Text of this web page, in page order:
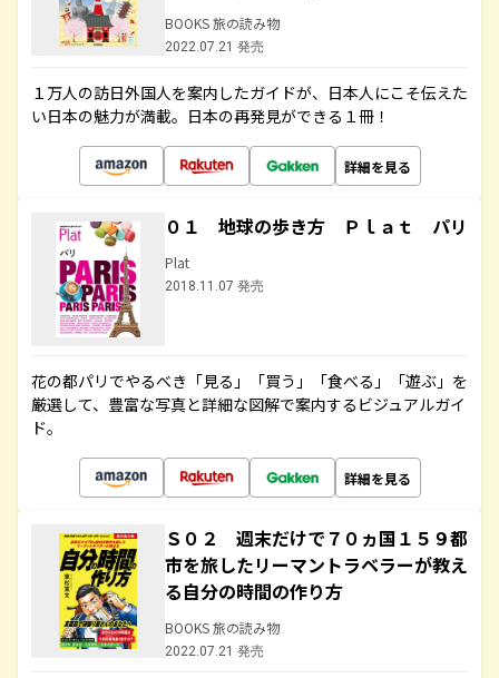
BOOKS 旅の読み物
2022.07.21 発売
１万人の訪日外国人を案内したガイドが、日本人にこそ伝えた
い日本の魅力が満載。日本の再発見ができる１冊！
詳細を見る
０１ 地球の歩き方 Ｐｌａｔ パリ
Plat
2018.11.07 発売
花の都パリでやるべき「見る」「買う」「食べる」「遊ぶ」を
厳選して、豊富な写真と詳細な図解で案内するビジュアルガイ
ド。
詳細を見る
Ｓ０２ 週末だけで７０ヵ国１５９都
市を旅したリーマントラベラーが教え
る自分の時間の作り方
BOOKS 旅の読み物
2022.07.21 発売